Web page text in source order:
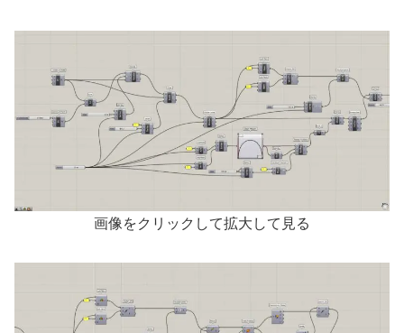
画像をクリックして拡大して見る